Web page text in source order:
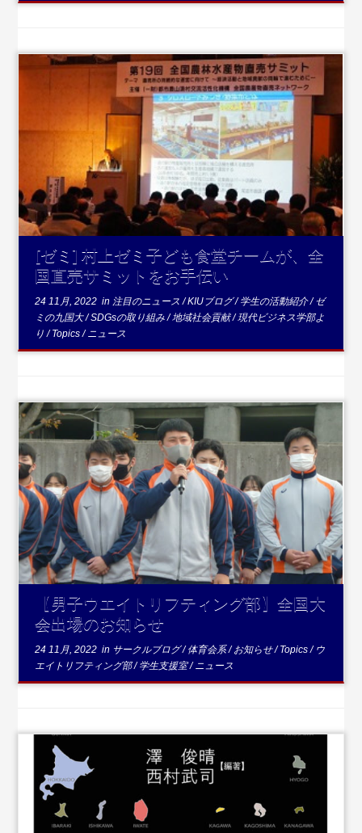
...続きを読む
[ゼミ] 村上ゼミ子ども食堂チームが、全
国直売サミットをお手伝い
24 11月, 2022 in 注目のニュース/KIUブログ/学生の活動紹介/ゼ
ミの九国大/SDGsの取り組み/地域社会貢献/現代ビジネス学部よ
り/Topics/ニュース
...続
きを読む
【男子ウエイトリフティング部】全国大
会出場のお知らせ
24 11月, 2022 in サークルブログ/体育会系/お知らせ/Topics/ ウ
エイトリフティング部/学生支援室/ニュース